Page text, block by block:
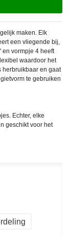
maken. Elk
een vliegende bij,
en vormpje 4 heeft
waardoor het
herbruikbaar en gaat
te gebruiken
Echter, elke
geschikt voor het